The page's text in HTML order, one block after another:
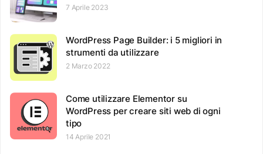
7 Aprile 2023
WordPress Page Builder: i 5 migliori in
strumenti da utilizzare
2 Marzo 2022
Come utilizzare Elementor su
WordPress per creare siti web di ogni
tipo
14 Aprile 2021